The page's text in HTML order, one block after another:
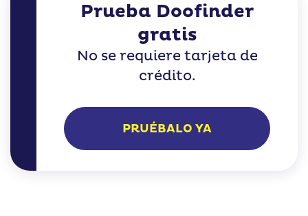
Prueba Doofinder
gratis
No se requiere tarjeta de
crédito.
PRUÉBALO YA